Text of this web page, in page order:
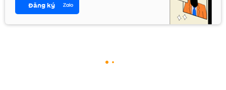
Đăng ký